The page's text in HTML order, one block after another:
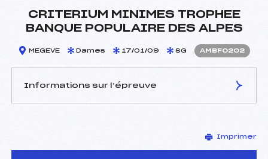
CRITERIUM MINIMES TROPHEE
BANQUE POPULAIRE DES ALPES
MEGEVE Dames 17/01/09 SG AMBF0202
Informations sur l’épreuve
PIGELET GREVY ANNE
CHANTAL ()
Imprimer